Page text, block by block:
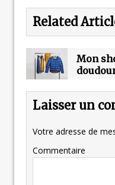
Related
Mon
Laisser un
Votre adresse de
Commentaire